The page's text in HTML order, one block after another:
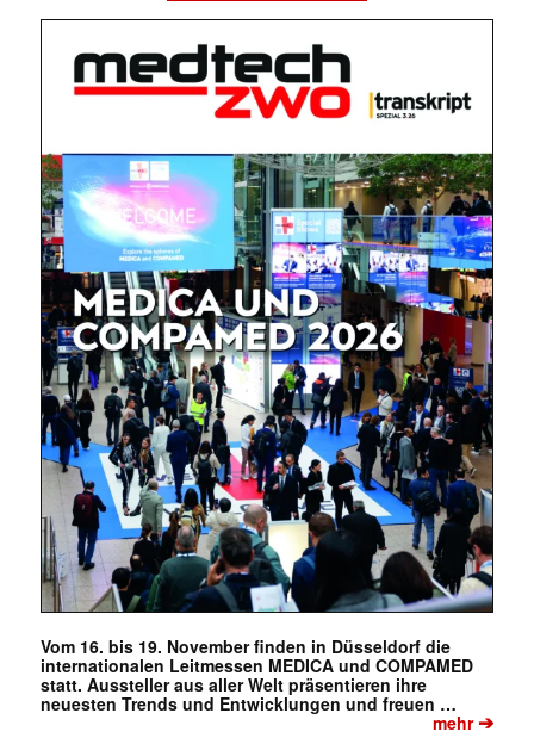
Vom 16. bis 19. November finden in Düsseldorf die
internationalen Leitmessen MEDICA und COMPAMED
statt. Aussteller aus aller Welt präsentieren ihre
neuesten Trends und Entwicklungen und freuen …
mehr➔